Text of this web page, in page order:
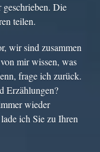
geschrieben. Die
teilen.
wir sind zusammen
mir wissen, was
frage ich zurück.
Erzählungen?
wieder
ich Sie zu Ihren